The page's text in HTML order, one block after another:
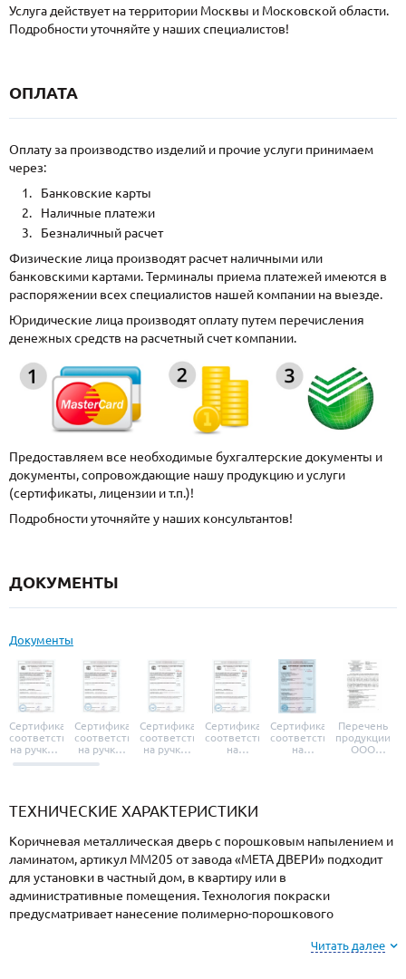
Услуга действует на территории Москвы и Московской области.
Подробности уточняйте у наших специалистов!
ОПЛАТА
Оплату за производство изделий и прочие услуги принимаем
через:
Банковские карты
Наличные платежи
Безналичный расчет
Физические лица производят расчет наличными или
банковскими картами. Терминалы приема платежей имеются в
распоряжении всех специалистов нашей компании на выезде.
Юридические лица производят оплату путем перечисления
денежных средств на расчетный счет компании.
Предоставляем все необходимые бухгалтерские документы и
документы, сопровождающие нашу продукцию и услуги
(сертификаты, лицензии и т.п.)!
Подробности уточняйте у наших консультантов!
ДОКУМЕНТЫ
Документы
Сертификат
соответствия
на ручки и
броненакладки
Сертификат
соответствия
на ручки-
защелки
Сертификат
соответствия
на ручки-
Сертификат
соответствия
на
Сертификат
соответствия
на
Перечень
продукции
ООО
ТЕХНИЧЕСКИЕ ХАРАКТЕРИСТИКИ
Коричневая металлическая дверь с порошковым напылением и
ламинатом, артикул ММ205 от завода «МЕТА ДВЕРИ» подходит
для установки в частный дом, в квартиру или в
административные помещения. Технология покраски
предусматривает нанесение полимерно-порошкового
поверхность не боится ударов, осадков, высокой влажности и
Читать далее